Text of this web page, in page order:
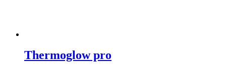
Thermoglow pro